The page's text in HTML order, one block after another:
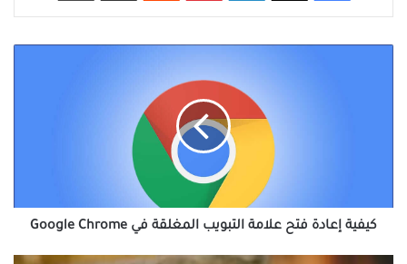
Chrome
كيفية إعادة فتح علامة التبويب المغلقة في Google Chrome